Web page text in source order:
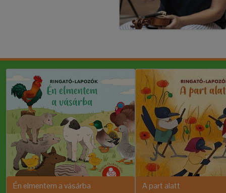
Én elmentem a vásárba A part alatt